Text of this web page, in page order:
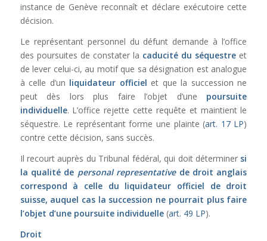
instance de Genève reconnaît et déclare exécutoire cette
décision.
Le représentant personnel du défunt demande à l’office
des poursuites de constater la caducité du séquestre et
de lever celui-ci, au motif que sa désignation est analogue
à celle d’un liquidateur officiel et que la succession ne
peut dès lors plus faire l’objet d’une poursuite
individuelle. L’office rejette cette requête et maintient le
séquestre. Le représentant forme une plainte (art. 17 LP)
contre cette décision, sans succès.
Il recourt auprès du Tribunal fédéral, qui doit déterminer si
la qualité de personal representativede droit anglais
correspond à celle du liquidateur officiel de droit
suisse, auquel cas la succession ne pourrait plus faire
l’objet d’une poursuite individuelle(art. 49 LP).
Droit